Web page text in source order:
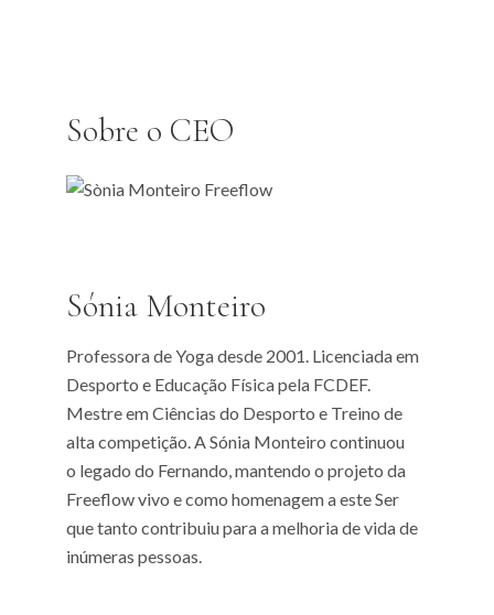
Sobre o CEO
Sónia Monteiro
Professora de Yoga desde 2001. Licenciada em
Desporto e Educação Física pela FCDEF.
Mestre em Ciências do Desporto e Treino de
alta competição. A Sónia Monteiro continuou
o legado do Fernando, mantendo o projeto da
Freeflow vivo e como homenagem a este Ser
que tanto contribuiu para a melhoria de vida de
inúmeras pessoas.